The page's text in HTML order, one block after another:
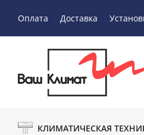
Оплата Доставка
КЛИМАТИЧЕСКАЯ